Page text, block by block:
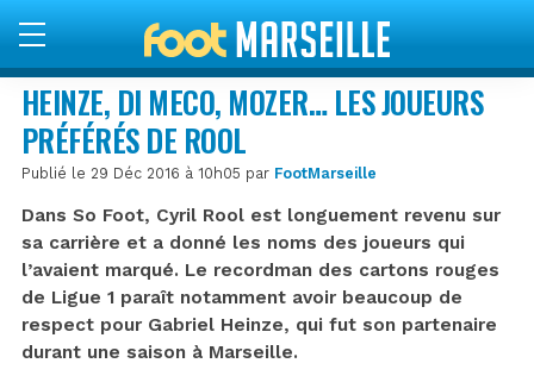
HEINZE, DI MECO, MOZER… LES JOUEURS
PRÉFÉRÉS DE ROOL
Publié le 29 Déc 2016 à 10h05 par FootMarseille
Dans So Foot, Cyril Rool est longuement revenu sur
sa carrière et a donné les noms des joueurs qui
l’avaient marqué. Le recordman des cartons rouges
de Ligue 1 paraît notamment avoir beaucoup de
respect pour Gabriel Heinze, qui fut son partenaire
durant une saison à Marseille.